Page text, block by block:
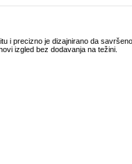
i precizno je dizajnirano da savršeno
izgled bez dodavanja na težini.